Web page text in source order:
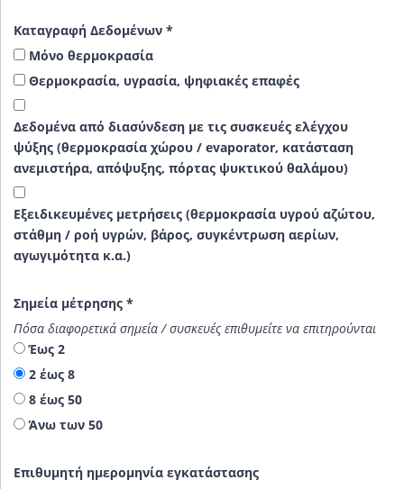
Καταγραφή Δεδομένων *
Μόνο θερμοκρασία
Θερμοκρασία, υγρασία, ψηφιακές επαφές
Δεδομένα από διασύνδεση με τις συσκευές ελέγχου
ψύξης (θερμοκρασία χώρου / evaporator, κατάσταση
ανεμιστήρα, απόψυξης, πόρτας ψυκτικού θαλάμου)
Εξειδικευμένες μετρήσεις (θερμοκρασία υγρού αζώτου,
στάθμη / ροή υγρών, βάρος, συγκέντρωση αερίων,
αγωγιμότητα κ.α.)
Σημεία μέτρησης *
Πόσα διαφορετικά σημεία / συσκευές επιθυμείτε να επιτηρούνται
Έως 2
2 έως 8
8 έως 50
Άνω των 50
Επιθυμητή ημερομηνία εγκατάστασης